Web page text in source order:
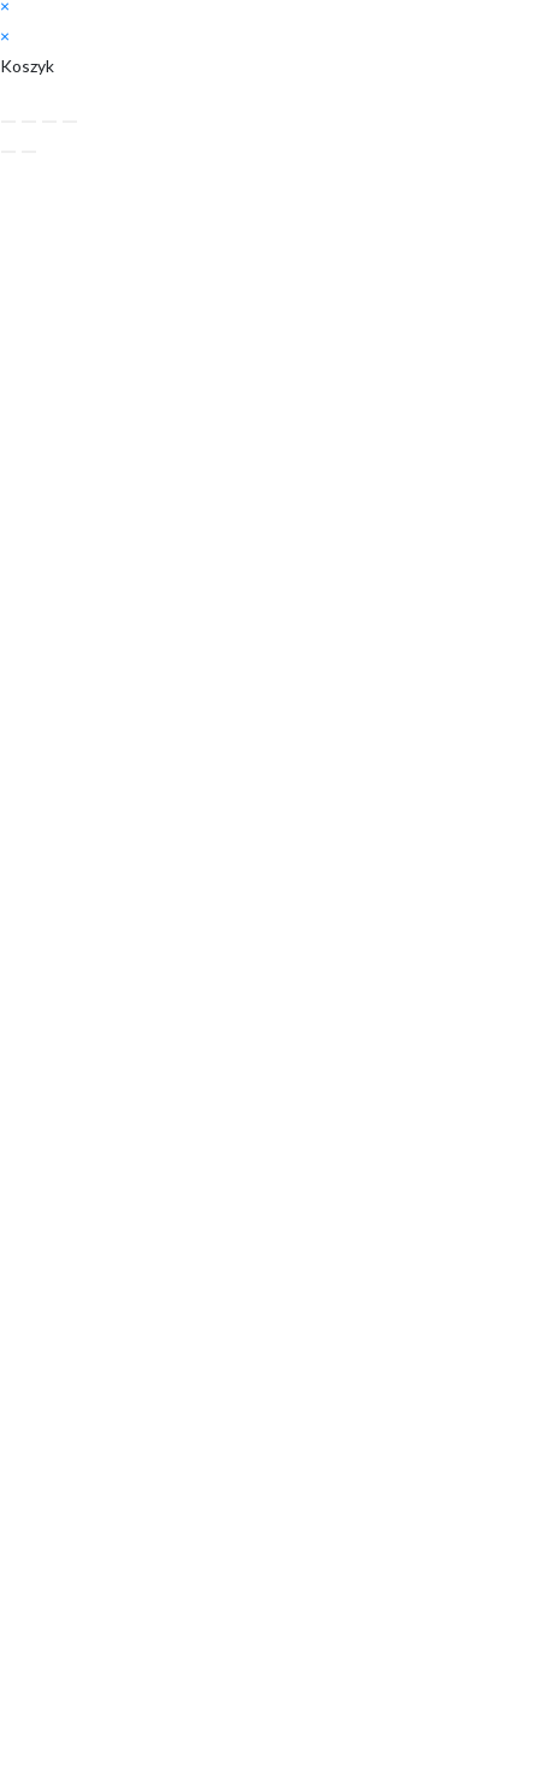
×
×
Koszyk